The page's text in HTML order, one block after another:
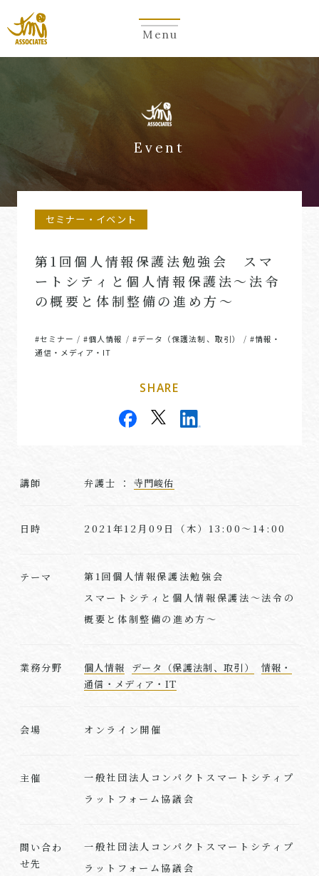
Menu
Event
セミナー・イベント
第1回個人情報保護法勉強会 スマ
ートシティと個人情報保護法～法令
の概要と体制整備の進め方～
#セミナー /#個人情報 / #データ（保護法制、取引） /#情報・
通信・メディア・IT
SHARE
講師 弁護士 ： 寺門峻佑
日時 2021年12月09日（木）13:00～14:00
テーマ
第1回個人情報保護法勉強会
スマートシティと個人情報保護法～法令の
概要と体制整備の進め方～
業務分野 個人情報 データ（保護法制、取引）
情報・
通信・メディア・IT
会場 オンライン開催
主催
一般社団法人コンパクトスマートシティプ
ラットフォーム協議会
問い合わ
せ先
一般社団法人コンパクトスマートシティプ
ラットフォーム協議会